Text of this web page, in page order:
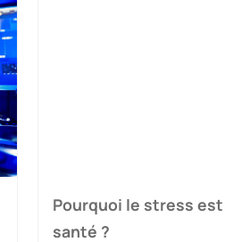
Pourquoi le stress
santé ?